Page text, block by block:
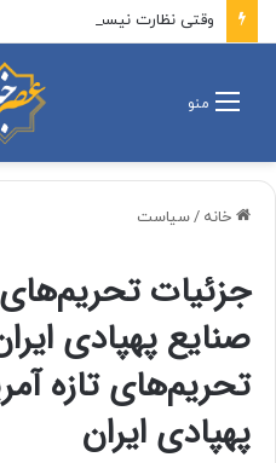
وقتی نظارت نیست؛ پاداش به
منو
خانه /سیاست
جزئیات تحریم‌های
صنایع پهپادی
تحریم‌های تازه
پهپادی ایران